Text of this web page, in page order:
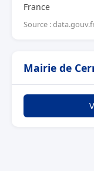
France
Source :
Mairie de